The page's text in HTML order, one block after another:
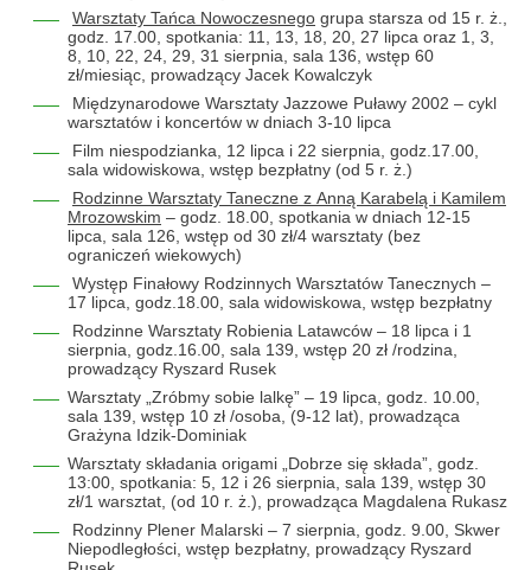
Warsztaty Tańca Nowoczesnego grupa starsza od 15 r. ż.,
godz. 17.00, spotkania: 11, 13, 18, 20, 27 lipca oraz 1, 3,
8, 10, 22, 24, 29, 31 sierpnia, sala 136, wstęp 60
zł/miesiąc, prowadzący Jacek Kowalczyk
Międzynarodowe Warsztaty Jazzowe Puławy 2002 – cykl
warsztatów i koncertów w dniach 3-10 lipca
Film niespodzianka, 12 lipca i 22 sierpnia, godz.17.00,
sala widowiskowa, wstęp bezpłatny (od 5 r. ż.)
Rodzinne Warsztaty Taneczne z Anną Karabelą i Kamilem
Mrozowskim – godz. 18.00, spotkania w dniach 12-15
lipca, sala 126, wstęp od 30 zł/4 warsztaty (bez
ograniczeń wiekowych)
Występ Finałowy Rodzinnych Warsztatów Tanecznych –
17 lipca, godz.18.00, sala widowiskowa, wstęp bezpłatny
Rodzinne Warsztaty Robienia Latawców – 18 lipca i 1
sierpnia, godz.16.00, sala 139, wstęp 20 zł /rodzina,
prowadzący Ryszard Rusek
Warsztaty „Zróbmy sobie lalkę” – 19 lipca, godz. 10.00,
sala 139, wstęp 10 zł /osoba, (9-12 lat), prowadząca
Grażyna Idzik-Dominiak
Warsztaty składania origami „Dobrze się składa”, godz.
13:00, spotkania: 5, 12 i 26 sierpnia, sala 139, wstęp 30
zł/1 warsztat, (od 10 r. ż.), prowadząca Magdalena Rukasz
Rodzinny Plener Malarski – 7 sierpnia, godz. 9.00, Skwer
Niepodległości, wstęp bezpłatny, prowadzący Ryszard